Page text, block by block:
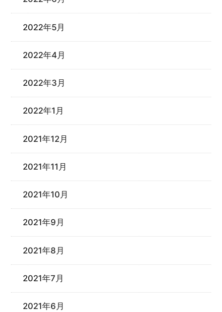
2022年5月
2022年4月
2022年3月
2022年1月
2021年12月
2021年11月
2021年10月
2021年9月
2021年8月
2021年7月
2021年6月